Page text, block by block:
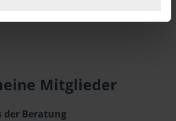
Mitglieder
der Beratung